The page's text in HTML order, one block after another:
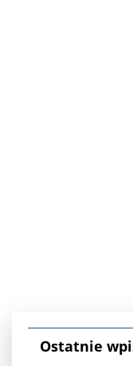
Ostatnie